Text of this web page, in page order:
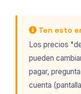
Ten esto
Los precios
pueden
pagar,
cuenta